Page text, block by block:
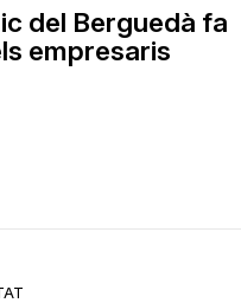
del Berguedà fa
empresaris